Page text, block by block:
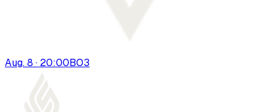
Aug. 8 · 20:00BO3